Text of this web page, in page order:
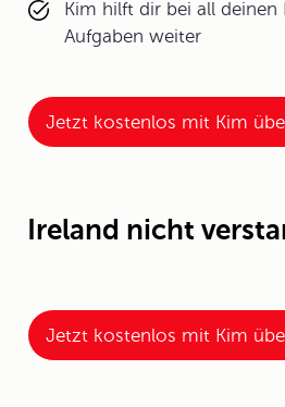
Kim hilft dir bei all deinen
Aufgaben weiter
Jetzt kostenlos mit Kim
Ireland nicht
Jetzt kostenlos mit Kim